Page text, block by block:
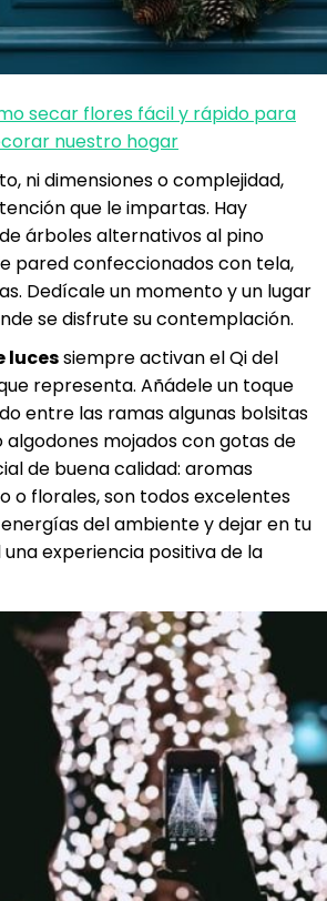
secar flores fácil y rápido para
nuestro hogar
ni dimensiones o complejidad,
que le impartas. Hay
árboles alternativos al pino
pared confeccionados con tela,
Dedícale un momento y un lugar
se disfrute su contemplación.
lucessiempre activan el Qi del
representa. Añádele un toque
entre las ramas algunas bolsitas
mojados con gotas de
de buena calidad: aromas
o florales, son todos excelentes
del ambiente y dejar en tu
experiencia positiva de la